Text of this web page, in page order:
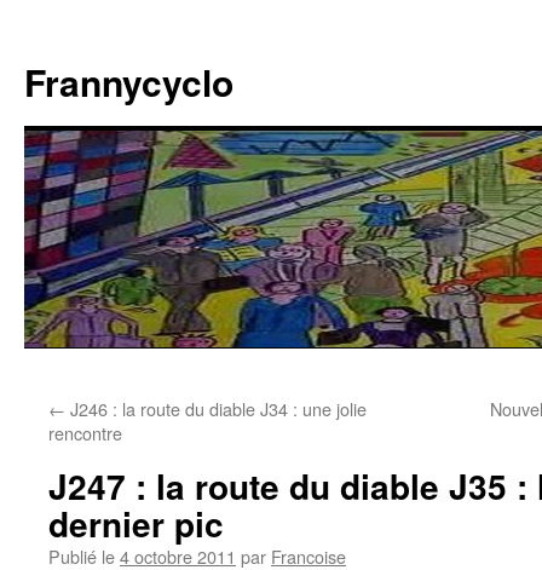
contenu
Frannycyclo
← J246 : la route du diable J34 : une jolie
rencontre
J247 : la route du diable J35 :
dernier pic
Publié le4 octobre 2011 par Francoise